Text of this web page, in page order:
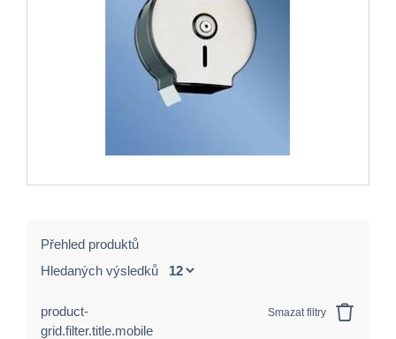
Přehled produktů
Hledaných výsledků
product-
grid.filter.title.mobile
Smazat filtry